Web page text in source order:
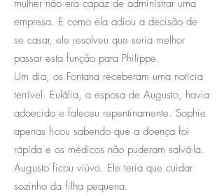
mulher não era capaz de administrar uma
empresa. E como ela adiou a decisão de
se casar, ele resolveu que seria melhor
passar esta função para Philippe.
Um dia, os Fontana receberam uma notícia
terrível. Eulália, a esposa de Augusto, havia
adoecido e faleceu repentinamente. Sophie
apenas ficou sabendo que a doença foi
rápida e os médicos não puderam salvá-la.
Augusto ficou viúvo. Ele teria que cuidar
sozinho da filha pequena.